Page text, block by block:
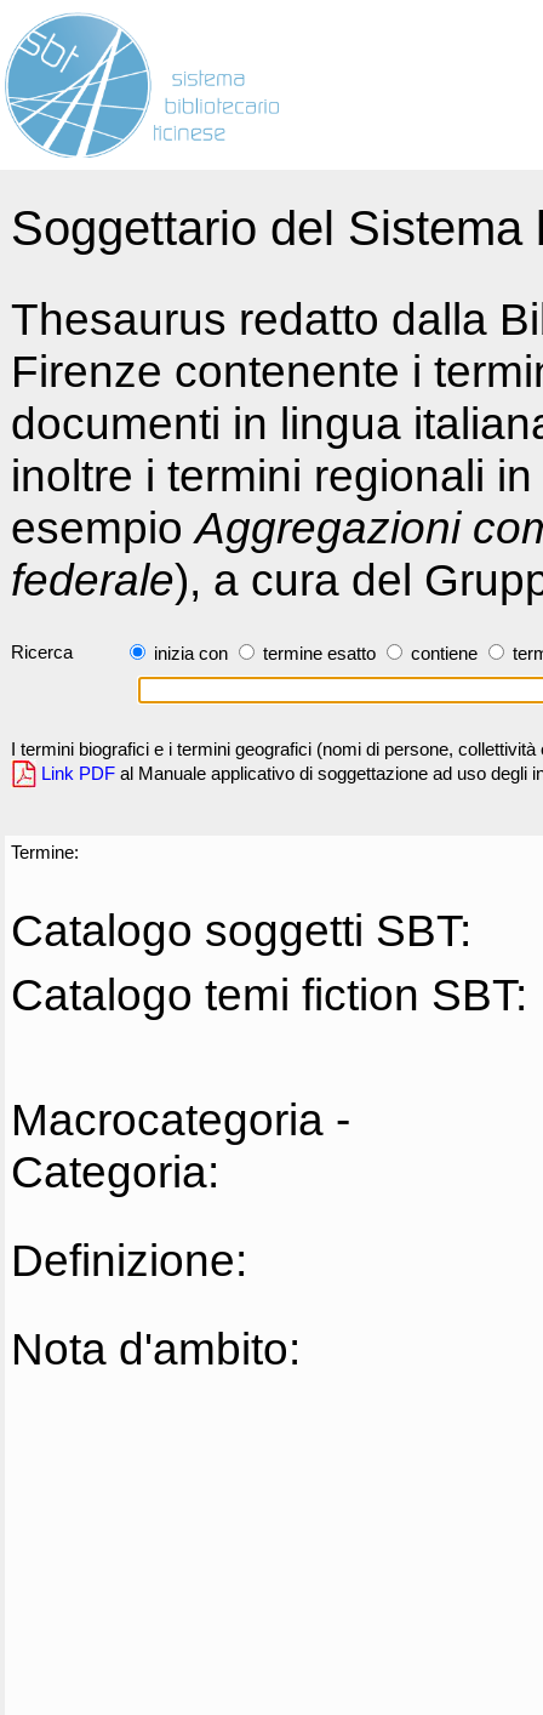
Soggettario del
Thesaurus redatto dalla
Firenze contenente i
documenti in lingua
inoltre i termini regionali
esempioAggregazioni
federale), a cura del
Ricerca inizia con termine esatto contiene
I termini biografici e i termini geografici (nomi di persone,
Link PDF al Manuale applicativo di soggettazione ad uso degli
Termine:
Catalogo soggetti SBT:
Catalogo temi fiction SBT:
Macrocategoria -
Categoria:
Definizione:
Nota d'ambito: